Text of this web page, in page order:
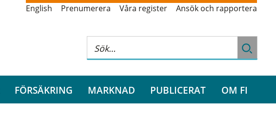
English Prenumerera Våra register Ansök och rapportera
FÖRSÄKRING MARKNAD PUBLICERAT OM FI